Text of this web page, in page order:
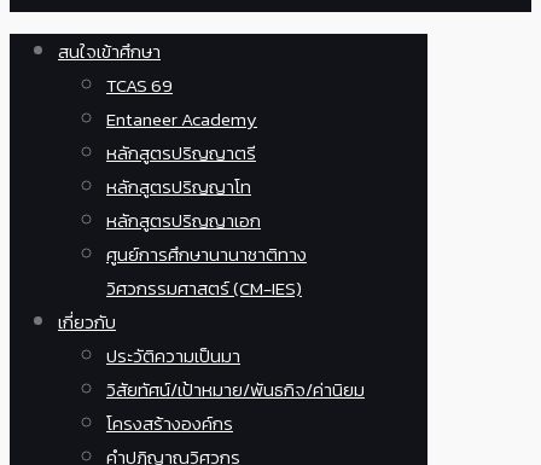
สนใจเข้าศึกษา
TCAS 69
Entaneer Academy
หลักสูตรปริญญาตรี
หลักสูตรปริญญาโท
หลักสูตรปริญญาเอก
ศูนย์การศึกษานานาชาติทาง
วิศวกรรมศาสตร์ (CM-IES)
เกี่ยวกับ
ประวัติความเป็นมา
วิสัยทัศน์/เป้าหมาย/พันธกิจ/ค่านิยม
โครงสร้างองค์กร
คำปฏิญาณวิศวกร